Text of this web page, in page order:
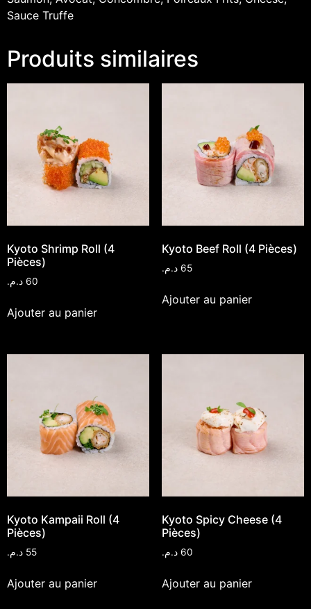
Sauce Truffe
Produits similaires
Kyoto Shrimp Roll (4
Pièces)
60 د.م.
Ajouter au panier
Kyoto Beef Roll (4 Pièces)
65 د.م.
Ajouter au panier
Kyoto Kampaii Roll (4
Pièces)
55 د.م.
Ajouter au panier
Kyoto Spicy Cheese (4
Pièces)
60 د.م.
Ajouter au panier